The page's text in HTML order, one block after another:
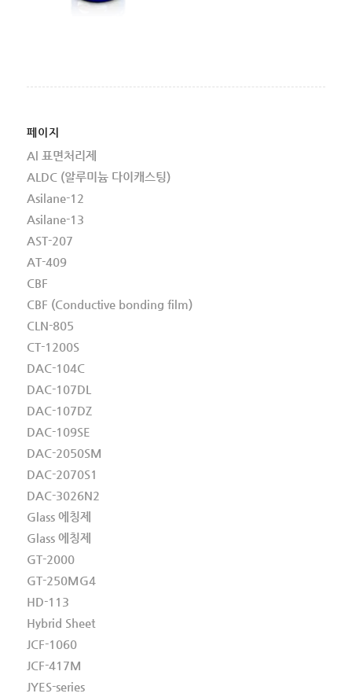
페이지
Al 표면처리제
ALDC (알루미늄 다이캐스팅)
Asilane-12
Asilane-13
AST-207
AT-409
CBF
CBF (Conductive bonding film)
CLN-805
CT-1200S
DAC-104C
DAC-107DL
DAC-107DZ
DAC-109SE
DAC-2050SM
DAC-2070S1
DAC-3026N2
Glass 에칭제
Glass 에칭제
GT-2000
GT-250MG4
HD-113
Hybrid Sheet
JCF-1060
JCF-417M
JYES-series